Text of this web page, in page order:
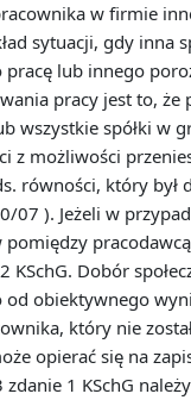
w firmie
sytuacji, gdy inna
lub innego
pracy jest to, że
wszystkie spółki
z możliwości
który był
07 ). Jeżeli w
Dobór
obiektywnego
który nie
opierać się na
1 KSchG